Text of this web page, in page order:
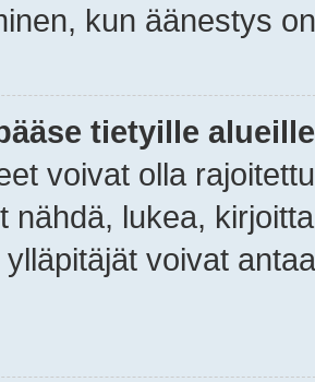
kun äänestys
tietyille
voivat olla
nähdä, lukea,
voivat